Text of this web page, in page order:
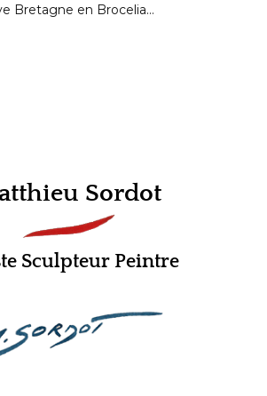
Bretagne en Brocelia…
Sordot
Sculpteur Peintre